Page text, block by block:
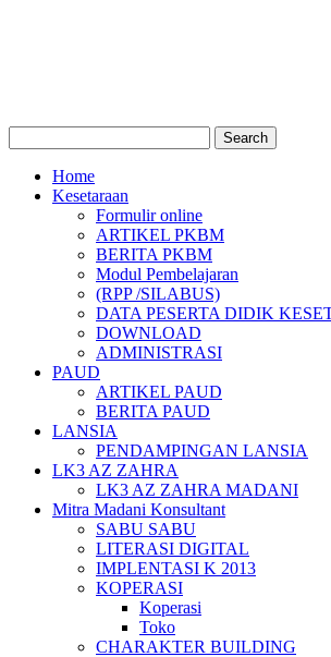
Home
Kesetaraan
Formulir online
ARTIKEL PKBM
BERITA PKBM
Modul Pembelajaran
(RPP /SILABUS)
DATA PESERTA DIDIK
DOWNLOAD
ADMINISTRASI
PAUD
ARTIKEL PAUD
BERITA PAUD
LANSIA
PENDAMPINGAN LANSIA
LK3 AZ ZAHRA
LK3 AZ ZAHRA MADANI
Mitra Madani Konsultant
SABU SABU
LITERASI DIGITAL
IMPLENTASI K 2013
KOPERASI
Koperasi
Toko
CHARAKTER BUILDING